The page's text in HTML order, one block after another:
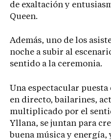
de exaltación y
Queen.
Además, uno de los
noche a subir al
sentido a la ceremonia.
Una espectacular puesta
en directo, bailarines,
multiplicado por el
Yllana, se juntan para
buena música y energía,